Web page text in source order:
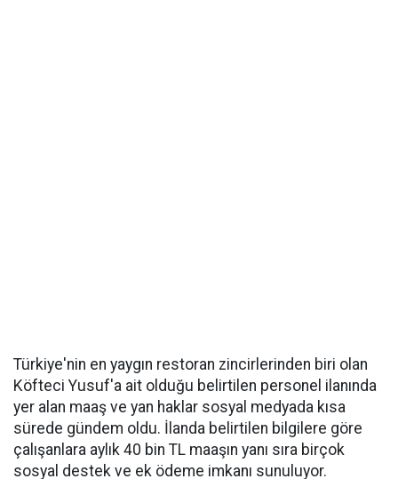
Türkiye'nin en yaygın restoran zincirlerinden biri olan
Köfteci Yusuf'a ait olduğu belirtilen personel ilanında
yer alan maaş ve yan haklar sosyal medyada kısa
sürede gündem oldu. İlanda belirtilen bilgilere göre
çalışanlara aylık 40 bin TL maaşın yanı sıra birçok
sosyal destek ve ek ödeme imkanı sunuluyor.